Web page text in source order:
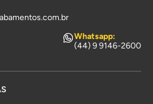
Whatsapp:
(44) 9 9146-2600